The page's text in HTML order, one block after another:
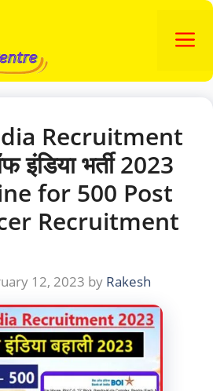
Recruitment
भर्ती 2023
for 500 Post
Recruitment
12, 2023 by Rakesh